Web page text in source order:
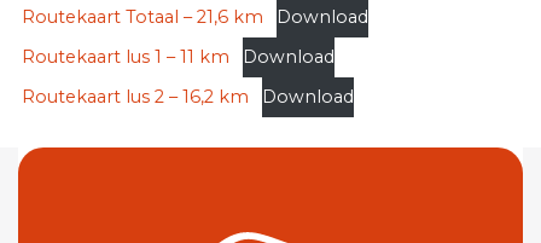
Routekaart Totaal – 21,6 km
Download
Routekaart lus 1 – 11 km
Download
Routekaart lus 2 – 16,2 km
Download